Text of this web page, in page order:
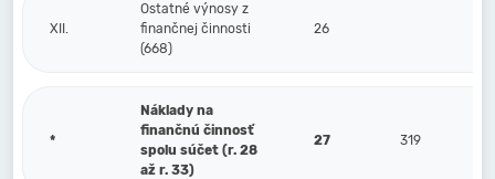
XII.
Ostatné výnosy z
finančnej činnosti
(668)
26
*
Náklady na
finančnú činnosť
spolu súčet (r. 28
až r. 33)
27 319